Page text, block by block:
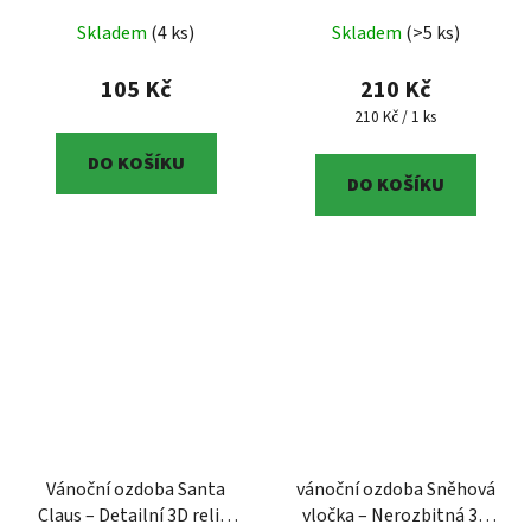
– dekorace na stromeček
| 3D tisk
Skladem (4 ks)
105 Kč
DO KOŠÍKU
Sada vánočních ozdob
Kouzlo Vánoc –
sada
Skladem (>5 ks)
210 Kč
Měrná cena:
210 Kč / 1 ks
DO KOŠÍKU
Vánoční ozdoba Santa
Claus – Detailní 3D reliéf
vánoční ozdoba Sněhová
vločka – Nerozbitná 3D